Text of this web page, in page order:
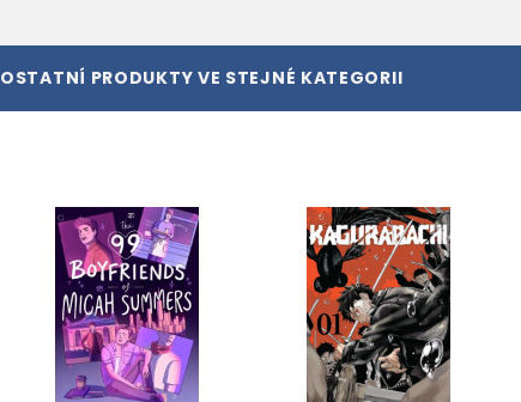
OSTATNÍ PRODUKTY VE STEJNÉ KATEGORII